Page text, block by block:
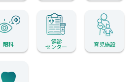
眼科 健診
センター 育児施設